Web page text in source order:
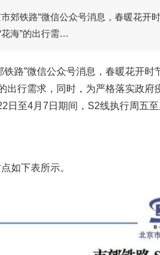
市郊铁路”微信公众号消息，春暖花开
花海”的出行需…
铁路”微信公众号消息，春暖花开
出行需求，同时，为严格落实政
日至4月7日期间，S2线执行周五
如下表所示。